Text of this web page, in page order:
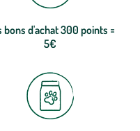
bons d'achat 300 points =
5€